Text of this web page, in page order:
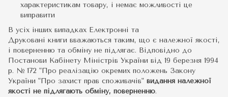
характеристикам товару, і немає можливості це
виправити
В усіх інших випадках Електронні та
Друковані книги вважаються таким, що є належної якості,
і поверненню та обміну не підлягає. Відповідно до
Постанови Кабінету Міністрів України від 19 березня 1994
р. № 172 "Про реалізацію окремих положень Закону
України "Про захист прав споживачів" видання належної
якості не підлягають обміну, поверненню.